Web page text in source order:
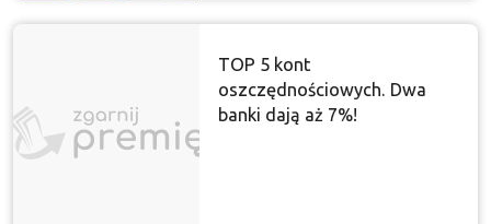
TOP 5 kont
oszczędnościowych. Dwa
banki dają aż 7%!